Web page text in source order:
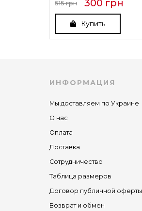
515 грн 300 грн
Купить
ИНФОРМАЦИЯ
Мы доставляем по Украине
О нас
Оплата
Доставка
Сотрудничество
Таблица размеров
Договор публичной оферты
Возврат и обмен